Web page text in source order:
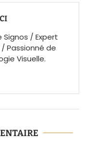
/ Expert
Passionné de
Visuelle.